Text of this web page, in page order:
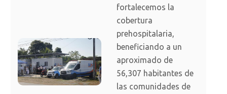
fortalecemos la
cobertura
prehospitalaria,
beneficiando a un
aproximado de
56,307 habitantes de
las comunidades de